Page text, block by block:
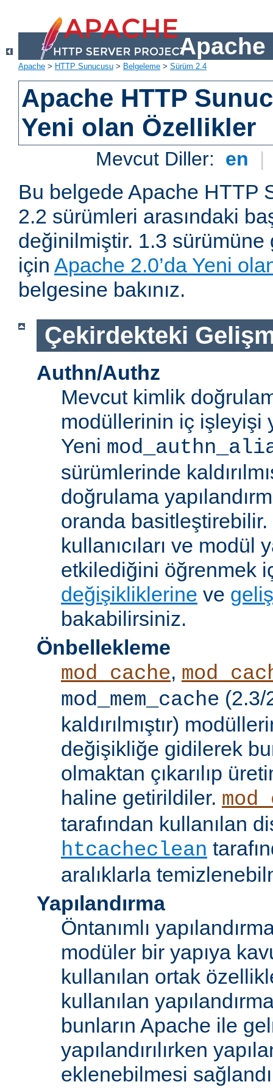
Apache
Apache > HTTP Sunucusu > Belgeleme > Sürüm 2.4
Apache HTTP
Yeni olan Özellikler
Mevcut Diller: en |
Bu belgede Apache HTTP
2.2 sürümleri arasındaki
değinilmiştir. 1.3
için Apache 2.0’da Yeni
belgesine bakınız.
Çekirdekteki
Authn/Authz
Mevcut kimlik
modüllerinin iç işleyişi
Yeni
sürümlerinde
doğrulama
oranda
kullanıcıları ve modül
etkilediğini öğrenmek
değişikliklerine ve
bakabilirsiniz.
Önbellekleme
mod_cache,
mod_mem_cache (2.3/
kaldırılmıştır)
değişikliğe gidilerek
olmaktan çıkarılıp
haline getirildiler.
tarafından kullanılan
htcacheclean
aralıklarla
Yapılandırma
Öntanımlı
modüler bir yapıya
kullanılan ortak
kullanılan
bunların Apache ile
yapılandırılırken
eklenebilmesi